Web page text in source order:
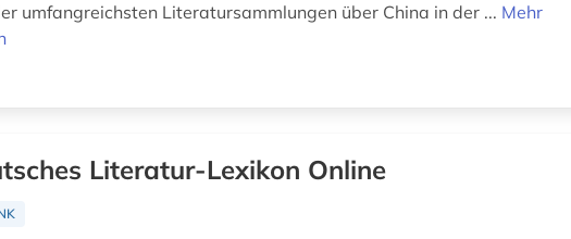
umfangreichsten Literatursammlungen über China in der ... Mehr
Literatur-Lexikon Online